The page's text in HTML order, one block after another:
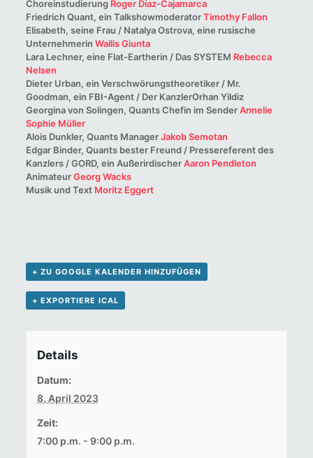
ChoreinstudierungRoger Díaz-Cajamarca
Friedrich Quant, ein TalkshowmoderatorTimothy Fallon
Elisabeth, seine Frau / Natalya Ostrova, eine rusische
Unternehmerin Wallis Giunta
Lara Lechner, eine Flat-Eartherin / Das SYSTEM Rebecca
Nelsen
Dieter Urban, ein Verschwörungstheoretiker / Mr.
Goodman, ein FBI-Agent / Der KanzlerOrhan Yildiz
Georgina von Solingen, Quants Chefin im SenderAnnelie
Sophie Müller
Alois Dunkler, Quants ManagerJakob Semotan
Edgar Binder, Quants bester Freund / Pressereferent des
Kanzlers / GORD, ein AußerirdischerAaron Pendleton
AnimateurGeorg Wacks
Musik und TextMoritz Eggert
+ ZU GOOGLE KALENDER HINZUFÜGEN
+ EXPORTIERE ICAL
Details
Datum:
8. April 2023
Zeit:
7:00 p.m. - 9:00 p.m.